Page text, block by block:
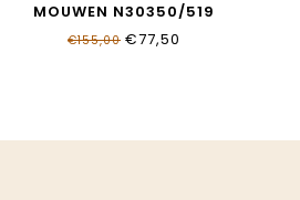
MOUWEN N30350/519
€155,00 €77,50